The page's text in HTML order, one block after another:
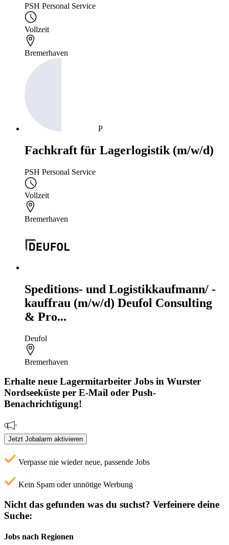
PSH Personal Service
Vollzeit
Bremerhaven
P
Fachkraft für Lagerlogistik (m/w/d)
PSH Personal Service
Vollzeit
Bremerhaven
Speditions- und Logistikkaufmann/ -
kauffrau (m/w/d) Deufol Consulting
& Pro...
Deufol
Bremerhaven
Erhalte neue Lagermitarbeiter Jobs in Wurster
Nordseeküste per E-Mail oder Push-
Benachrichtigung!
Jetzt Jobalarm aktivieren
Verpasse nie wieder neue, passende Jobs
Kein Spam oder unnötige Werbung
Nicht das gefunden was du suchst? Verfeinere deine
Suche:
Jobs nach Regionen